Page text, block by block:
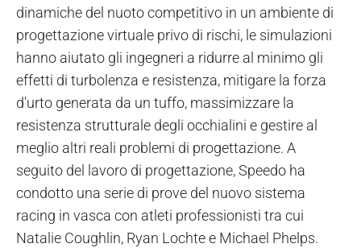
dinamiche del nuoto competitivo in un ambiente di
progettazione virtuale privo di rischi, le simulazioni
hanno aiutato gli ingegneri a ridurre al minimo gli
effetti di turbolenza e resistenza, mitigare la forza
d'urto generata da un tuffo, massimizzare la
resistenza strutturale degli occhialini e gestire al
meglio altri reali problemi di progettazione. A
seguito del lavoro di progettazione, Speedo ha
condotto una serie di prove del nuovo sistema
racing in vasca con atleti professionisti tra cui
Natalie Coughlin, Ryan Lochte e Michael Phelps.